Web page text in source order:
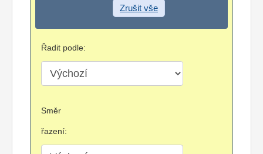
Zrušit vše
Řadit podle:
Směr
řazení: